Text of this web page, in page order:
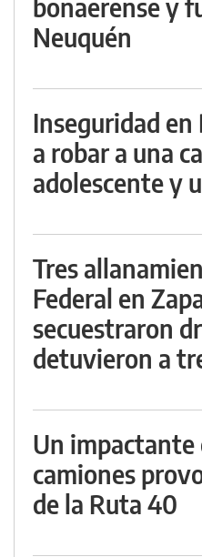
bonaerense y
Neuquén
Inseguridad
a robar a una
adolescente y
Tres
Federal en
secuestraron
detuvieron a
Un
camiones
de la Ruta 40